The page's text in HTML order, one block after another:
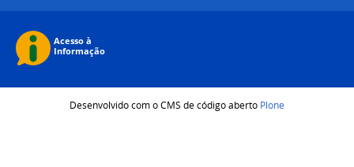
Desenvolvido com o CMS de código aberto Plone